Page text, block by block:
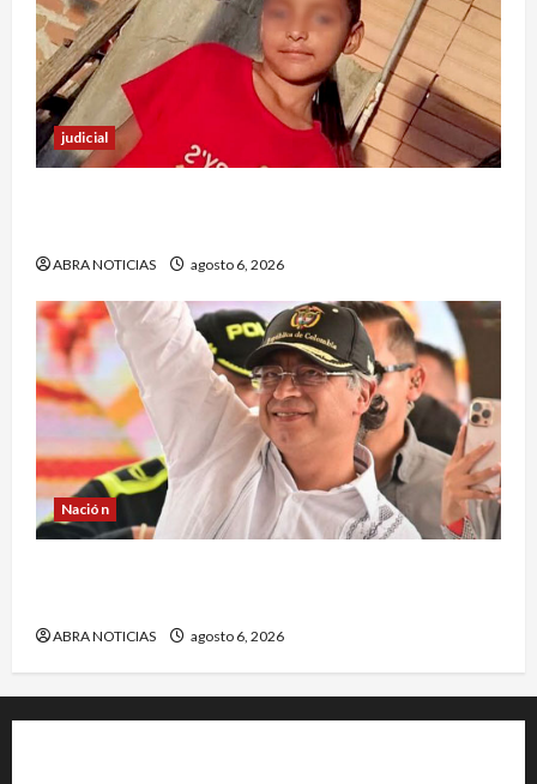
judicial
ABRA NOTICIAS agosto 6, 2026
Nación
ABRA NOTICIAS agosto 6, 2026